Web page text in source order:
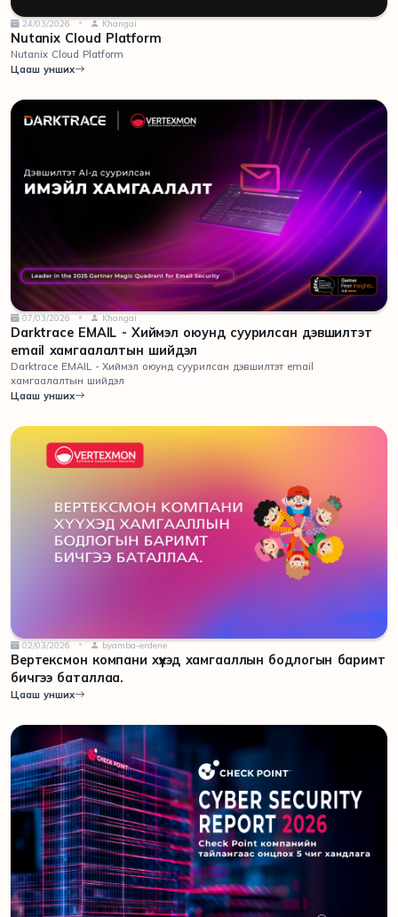
24/03/2026 Khangai
Nutanix Cloud Platform
Nutanix Cloud Platform
Цааш унших
07/03/2026 Khangai
Darktrace EMAIL - Хиймэл оюунд суурилсан дэвшилтэт
email хамгаалалтын шийдэл
Darktrace EMAIL - Хиймэл оюунд суурилсан дэвшилтэт email
хамгаалалтын шийдэл
Цааш унших
02/03/2026 byamba-erdene
Вертексмон компани хүүхэд хамгааллын бодлогын баримт
бичгээ баталлаа.
Цааш унших